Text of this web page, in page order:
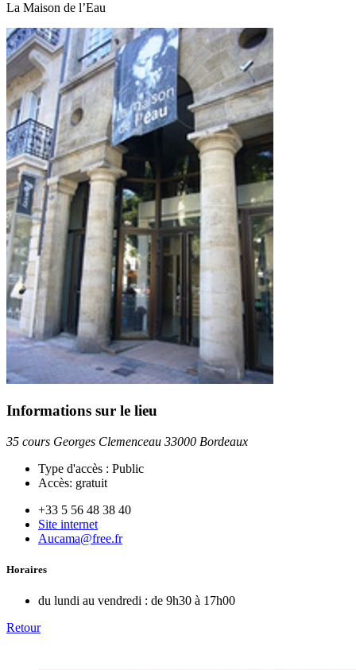
La Maison de l’Eau
Informations sur le lieu
35 cours Georges Clemenceau 33000 Bordeaux
Type d'accès : Public
Accès: gratuit
+33 5 56 48 38 40
Site internet
Aucama@free.fr
Horaires
du lundi au vendredi : de 9h30 à 17h00
Retour